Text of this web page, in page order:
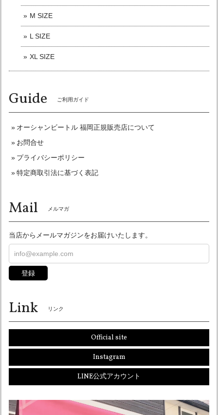
ショップ様です。 この度もありがとうございました。 また
たします。
こちらこそリピート購入有難うございました☆
またよろしくお願い申し上げます♪
オーシャンビートル OCEANBEETLE MTX 別注マットブラック 各サイズ有り インナーペイズリー黒仕様！ SALE中！ 送料無料！
XLサイズ
2026/05/29
きた商品でしたが最高です。 自分は頭が大きいのでXLでも
心配で帽体も小さくて箱から出した時 絶対無理なやつやと思
さりげなくおしゃれでいいです。 また福岡にも仕事でもよく
行くので機会があれば直接お店にも遊びに行かせて下さい♪
今回は本当に、ありがとうございました。
ありがとうございました！ 喜んで頂けて良かっ
とても対応が早く、わざわざ電話連絡もしてもらい気持ち良
く買い物ができました。 まだ欲しいものがあるので、その時
はよろしくお願いします。 ありがとうございました。
こちらこそありがとうございました☆ またお声
かけください！ よろしくお願い申し上げます♪
M SIZE
L SIZE
XL SIZE
Guide ご利用ガイド
オーシャンビートル 福岡正規販売店について
お問合せ
プライバシーポリシー
特定商取引法に基づく表記
Mail メルマガ
当店からメールマガジンをお届けいたします。
登録
Link リンク
Official site
Instagram
LINE公式アカウント